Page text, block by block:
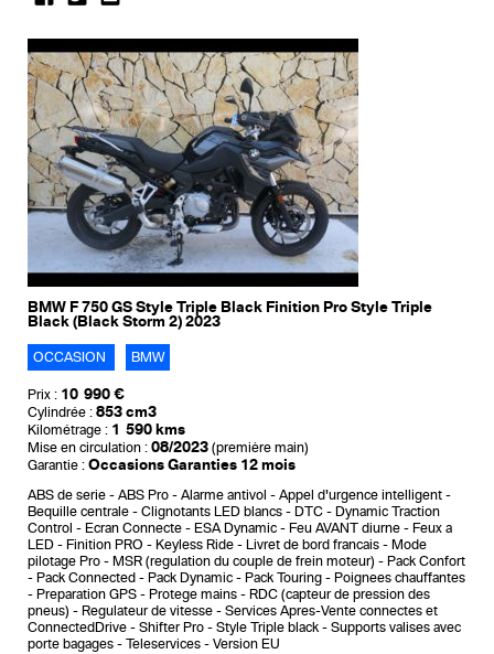
BMW F 750 GS Style Triple Black Finition Pro Style Triple
Black (Black Storm 2) 2023
OCCASION BMW
Prix : 10 990 €
Cylindrée : 853 cm3
Kilométrage : 1 590 kms
Mise en circulation : 08/2023 (première main)
Garantie : Occasions Garanties 12 mois
ABS de serie ABS Pro Alarme antivol
Appel d'urgence intelligent
Bequille centrale
Clignotants LED blancs
DTC - Dynamic Traction
Control
Ecran Connecte ESA Dynamic Feu AVANT diurne
Feux a
LED
Finition PRO Keyless Ride Livret de bord francais
Mode
pilotage Pro
MSR (regulation du couple de frein moteur)
Pack Confort
Pack Connected
Pack Dynamic Pack Touring
Poignees chauffantes
Preparation GPS
Protege mains
RDC (capteur de pression des
pneus)
Regulateur de vitesse
Services Apres-Vente connectes et
ConnectedDrive
Shifter Pro Style Triple black
Supports valises avec
porte bagages
Teleservices
Version EU